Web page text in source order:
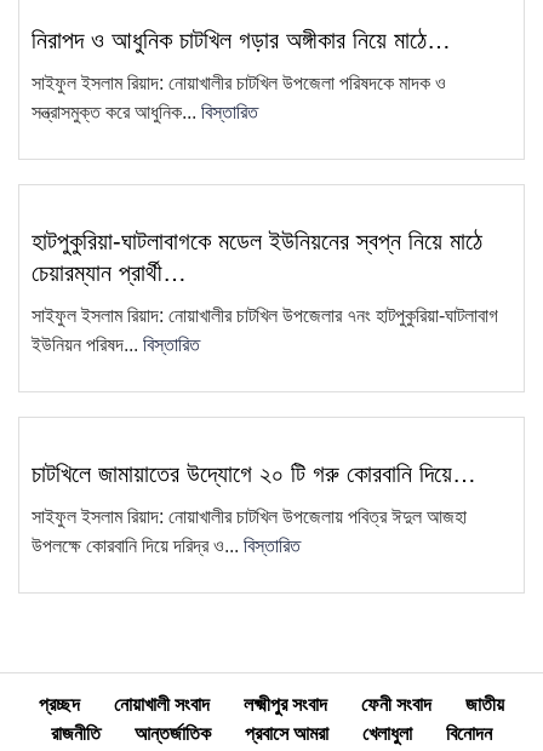
10
সাংবাদিক কামরুল কাননের বিরুদ্ধে
ফেসবুকে অপপ্রচার, থানায় অভিযোগ
11
প্রতিবাদ—ধান পুড়িয়ে দেওয়ার কর্মসূচি
12
গ্রেফতার করেছে চাটখিলে থানা পুলিশ
13
কমিটি গঠন
15
"দুদক একটি অকার্যকর ও দুর্নীতিগ্রস্ত
প্রতিষ্ঠান"—ব্যারিস্টার মাহবুব উদ্দিন
খোকন
নিরাপদ ও আধুনিক চাটখিল গড়ার অঙ্গীকার নিয়ে মাঠে…
সাইফুল ইসলাম রিয়াদ: নোয়াখালীর চাটখিল উপজেলা পরিষদকে মাদক ও
সন্ত্রাসমুক্ত করে আধুনিক... বিস্তারিত
হাটপুকুরিয়া-ঘাটলাবাগকে মডেল ইউনিয়নের স্বপ্ন নিয়ে মাঠে
চেয়ারম্যান প্রার্থী…
সাইফুল ইসলাম রিয়াদ: নোয়াখালীর চাটখিল উপজেলার ৭নং হাটপুকুরিয়া-ঘাটলাবাগ
ইউনিয়ন পরিষদ... বিস্তারিত
চাটখিলে জামায়াতের উদ্যোগে ২০ টি গরু কোরবানি দিয়ে…
সাইফুল ইসলাম রিয়াদ: নোয়াখালীর চাটখিল উপজেলায় পবিত্র ঈদুল আজহা
উপলক্ষে কোরবানি দিয়ে দরিদ্র ও... বিস্তারিত
প্রচ্ছদ নোয়াখালী সংবাদ লক্ষ্মীপুর সংবাদ ফেনী সংবাদ
জাতীয়
রাজনীতি
আন্তর্জাতিক প্রবাসে আমরা খেলাধুলা বিনোদন